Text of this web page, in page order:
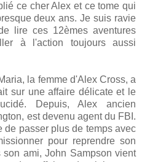
ce cher Alex et ce tome qui
deux ans. Je suis ravie
lire ces 12èmes aventures
à l'action toujours aussi
la femme d'Alex Cross, a
sur une affaire délicate et le
Depuis, Alex ancien
est devenu agent du FBI.
de passer plus de temps avec
pour reprendre son
ami, John Sampson vient